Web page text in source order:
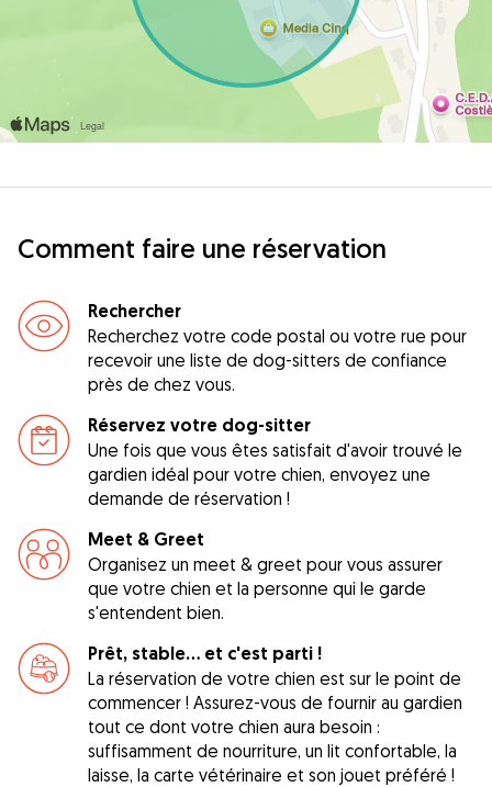
Comment faire une réservation
Rechercher
Recherchez votre code postal ou votre rue pour
recevoir une liste de dog-sitters de confiance
près de chez vous.
Réservez votre dog-sitter
Une fois que vous êtes satisfait d'avoir trouvé le
gardien idéal pour votre chien, envoyez une
demande de réservation !
Meet & Greet
Organisez un meet & greet pour vous assurer
que votre chien et la personne qui le garde
s'entendent bien.
Prêt, stable... et c'est parti !
La réservation de votre chien est sur le point de
commencer ! Assurez-vous de fournir au gardien
tout ce dont votre chien aura besoin :
suffisamment de nourriture, un lit confortable, la
laisse, la carte vétérinaire et son jouet préféré !